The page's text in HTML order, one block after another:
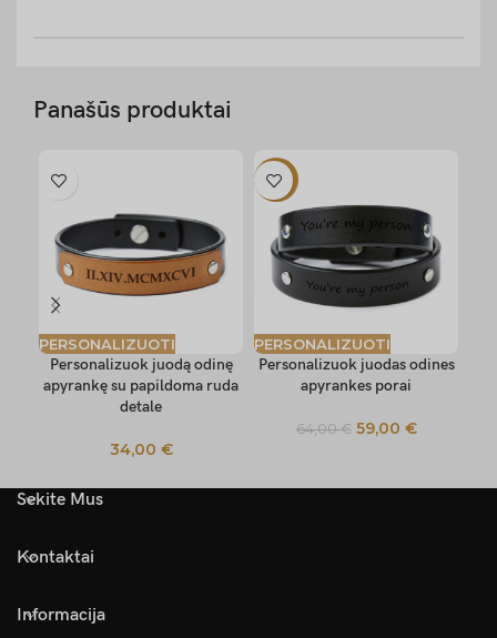
Panašūs produktai
PERSONALIZUOTI
Personalizuok juodą odinę
apyrankę su papildoma ruda
detale
34,00 €
-8%
PERSONALIZUOTI
Personalizuok juodas odines
apyrankes porai
64,00€ 59,00 €
Sekite Mus
Kontaktai
Informacija